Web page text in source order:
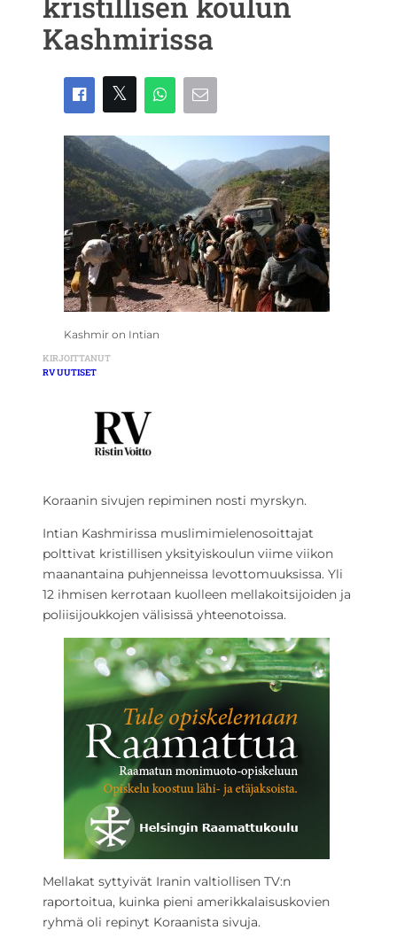
Kashmirissa
Kashmir on Intian
KIRJOITTANUT
RV UUTISET
Koraanin sivujen repiminen nosti myrskyn.
Intian Kashmirissa muslimimielenosoittajat
polttivat kristillisen yksityiskoulun viime viikon
maanantaina puhjenneissa levottomuuksissa. Yli
12 ihmisen kerrotaan kuolleen mellakoitsijoiden ja
poliisijoukkojen välisissä yhteenotoissa.
Mellakat syttyivät Iranin valtiollisen TV:n
raportoitua, kuinka pieni amerikkalaisuskovien
ryhmä oli repinyt Koraanista sivuja.